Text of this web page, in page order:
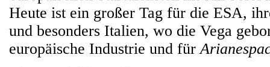
Heute ist ein großer Tag für die ESA,
und besonders Italien, wo die Vega
europäische Industrie und für